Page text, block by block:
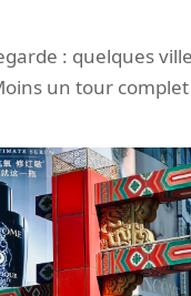
: quelques
un tour